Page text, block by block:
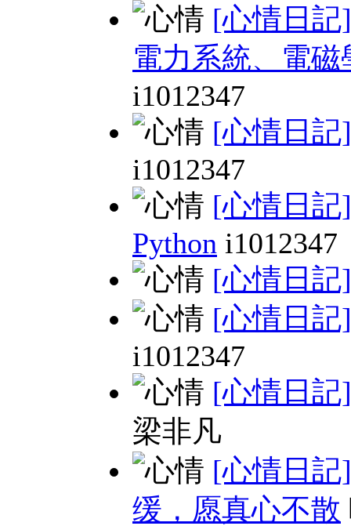
[心情日記]
電力系統、電磁
i1012347
[心情日記]
i1012347
[心情日記]
Python i1012347
[心情日記]
[心情日記]
i1012347
[心情日記]
梁非凡
[心情日記]
缓，愿真心不散